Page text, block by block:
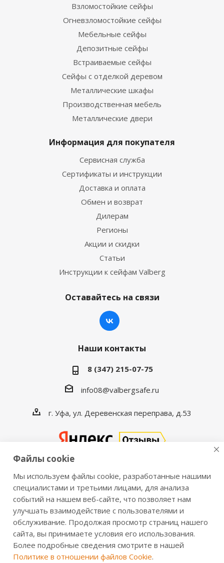
Взломостойкие сейфы
Огневзломостойкие сейфы
Мебельные сейфы
Депозитные сейфы
Встраиваемые сейфы
Сейфы с отделкой деревом
Металлические шкафы
Производственная мебель
Металлические двери
Информация для покупателя
Сервисная служба
Сертификаты и инструкции
Доставка и оплата
Обмен и возврат
Дилерам
Регионы
Акции и скидки
Статьи
Инструкции к сейфам Valberg
Оставайтесь на связи
Наши контакты
8 (347) 215-07-75
info08@valbergsafe.ru
г. Уфа, ул. Деревенская переправа, д.53
2016-2026 © VALBERGSAFE.RU — Интернет-магазин
сейфов Valberg и металлической мебели Практик.
Продажа сейфов для дома и офиса, металлических
шкафов, стеллажей, металлических дверей.
Информация о розничных ценах, технических
характеристиках, наличии на складе носит справочный
характер и не является публичной офертой,
Файлы cookie
Мы используем файлы cookie, разработанные нашими
специалистами и третьими лицами, для анализа
событий на нашем веб-сайте, что позволяет нам
улучшать взаимодействие с пользователями и
обслуживание. Продолжая просмотр страниц нашего
сайта, вы принимаете условия его использования.
Более подробные сведения смотрите в нашей
Политике в отношении файлов Cookie.